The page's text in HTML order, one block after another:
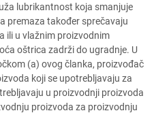
lubrikantnost koja smanjuje
premaza također sprečavaju
ili u vlažnim proizvodnim
oštrica zadrži do ugradnje. U
(a) ovog članka, proizvođač
koji se upotrebljavaju za
u proizvodnji proizvoda
proizvoda za proizvodnju